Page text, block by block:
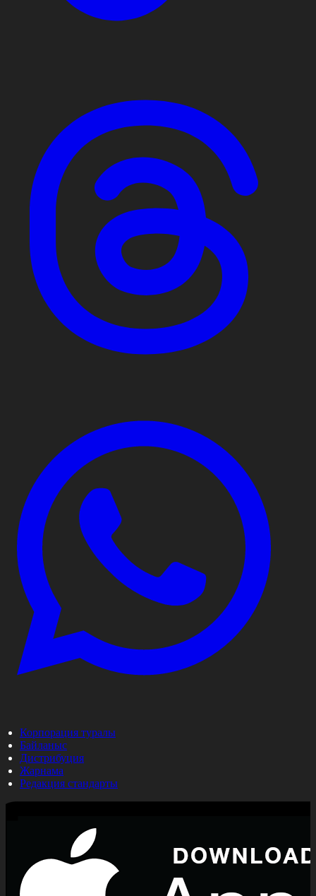
Корпорация туралы
Байланыс
Дистрибуция
Жарнама
Редакция стандарты